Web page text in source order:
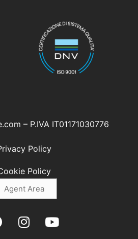
– P.IVA IT01171030776
Policy
Policy
Agent Area